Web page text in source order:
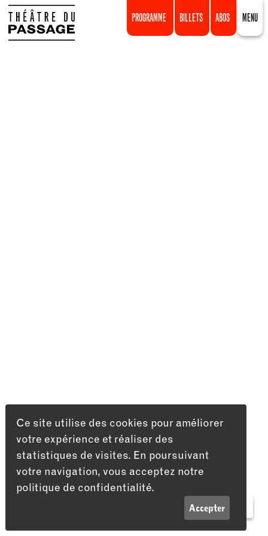
PROGRAMME BILLETS ABOS MENU
INFOS
Ce site utilise des cookies pour améliorer
votre expérience et réaliser des
statistiques de visites. En poursuivant
votre navigation, vous acceptez notre
politique de confidentialité.
Accepter